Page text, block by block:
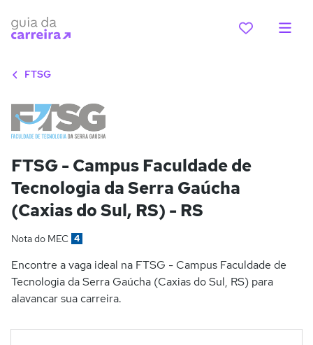
FTSG
FTSG - Campus Faculdade de
Tecnologia da Serra Gaúcha
(Caxias do Sul, RS) - RS
Nota do MEC 4
Encontre a vaga ideal na FTSG - Campus Faculdade de
Tecnologia da Serra Gaúcha (Caxias do Sul, RS) para
alavancar sua carreira.